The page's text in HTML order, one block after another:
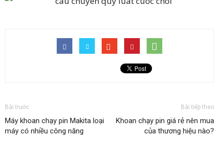
Bài trước
Máy khoan chạy pin Makita loại
máy có nhiều công năng
Bài tiếp theo
Khoan chạy pin giá rẻ nên mua
của thương hiệu nào?